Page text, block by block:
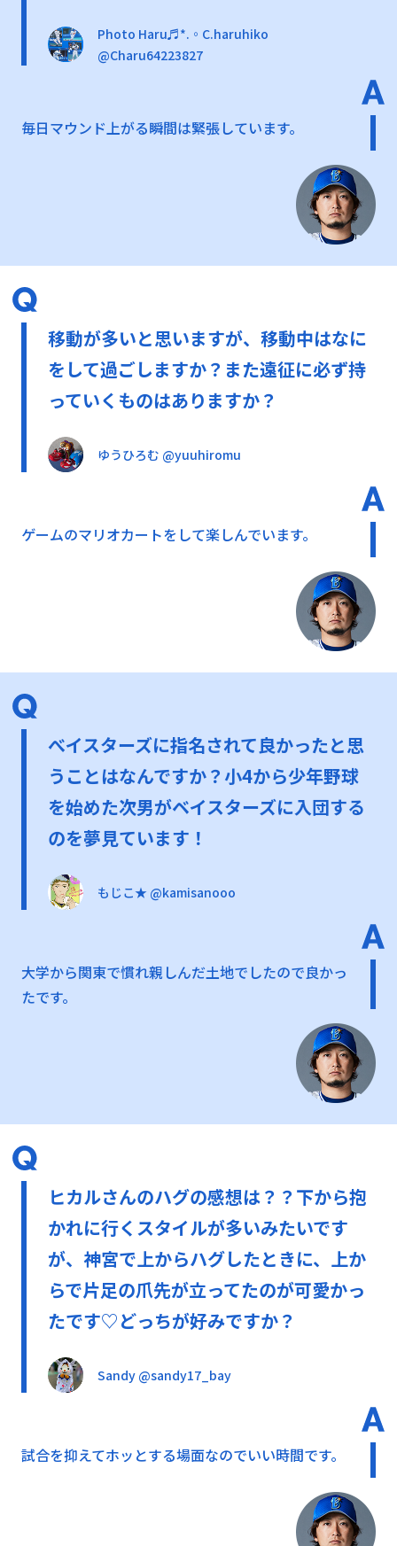
Photo Haru♬*.◦C.haruhiko
@Charu64223827
毎日マウンド上がる瞬間は緊張しています。
移動が多いと思いますが、移動中はなに
をして過ごしますか？また遠征に必ず持
っていくものはありますか？
ゆうひろむ @yuuhiromu
ゲームのマリオカートをして楽しんでいます。
べイスターズに指名されて良かったと思
うことはなんですか？小4から少年野球
を始めた次男がベイスターズに入団する
のを夢見ています！
もじこ★ @kamisanooo
大学から関東で慣れ親しんだ土地でしたので良かっ
たです。
ヒカルさんのハグの感想は？？下から抱
かれに行くスタイルが多いみたいです
が、神宮で上からハグしたときに、上か
らで片足の爪先が立ってたのが可愛かっ
たです♡どっちが好みですか？
Sandy @sandy17_bay
試合を抑えてホッとする場面なのでいい時間です。